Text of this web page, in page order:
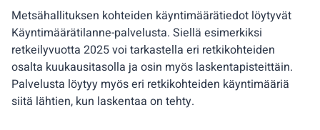
Metsähallituksen kohteiden käyntimäärätiedot löytyvät
Käyntimäärätilanne-palvelusta. Siellä esimerkiksi
retkeilyvuotta 2025 voi tarkastella eri retkikohteiden
osalta kuukausitasolla ja osin myös laskentapisteittäin.
Palvelusta löytyy myös eri retkikohteiden käyntimääriä
siitä lähtien, kun laskentaa on tehty.